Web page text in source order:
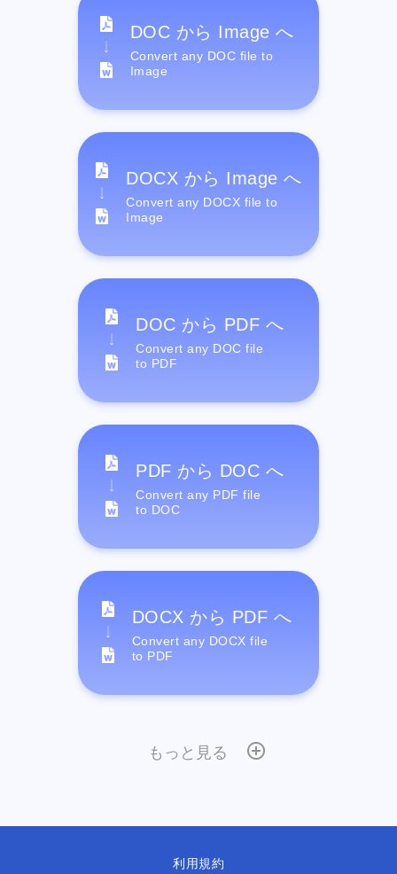
DOC から Image へ
Convert any DOC file to
Image
DOCX から Image へ
Convert any DOCX file to
Image
DOC から PDF へ
Convert any DOC file
to PDF
PDF から DOC へ
Convert any PDF file
to DOC
DOCX から PDF へ
Convert any DOCX file
to PDF
もっと見る
利用規約